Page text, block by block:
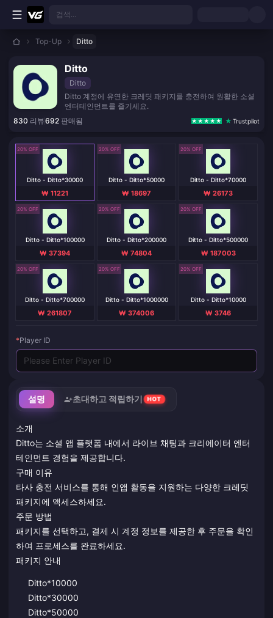
본문으로 바로가기
검색...
Top-Up Ditto
Ditto
Ditto
Ditto 계정에 유연한 크레딧 패키지를 충전하여 원활한 소셜
엔터테인먼트를 즐기세요.
830 리뷰692 판매됨 Trustpilot
설명 초대하고 적립하기 HOT
소개
Ditto는 소셜 앱 플랫폼 내에서 라이브 채팅과 크리에이터 엔터
테인먼트 경험을 제공합니다.
구매 이유
타사 충전 서비스를 통해 인앱 활동을 지원하는 다양한 크레딧
패키지에 액세스하세요.
주문 방법
패키지를 선택하고, 결제 시 계정 정보를 제공한 후 주문을 확인
하여 프로세스를 완료하세요.
패키지 안내
Ditto*10000
Ditto*30000
Ditto*50000
20% OFF
Ditto - Ditto*30000
₩ 11221
20% OFF
Ditto - Ditto*50000
₩ 18697
20% OFF
Ditto - Ditto*70000
₩ 26173
20% OFF
Ditto - Ditto*100000
₩ 37394
20% OFF
Ditto - Ditto*200000
₩ 74804
20% OFF
Ditto - Ditto*500000
₩ 187003
20% OFF
Ditto - Ditto*700000
₩ 261807
20% OFF
Ditto - Ditto*1000000
₩ 374006
20% OFF
Ditto - Ditto*10000
₩ 3746
*Player ID